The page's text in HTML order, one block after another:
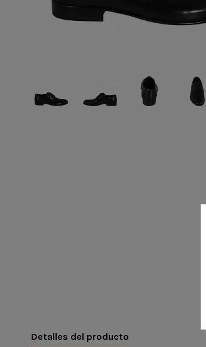
Detalles del producto